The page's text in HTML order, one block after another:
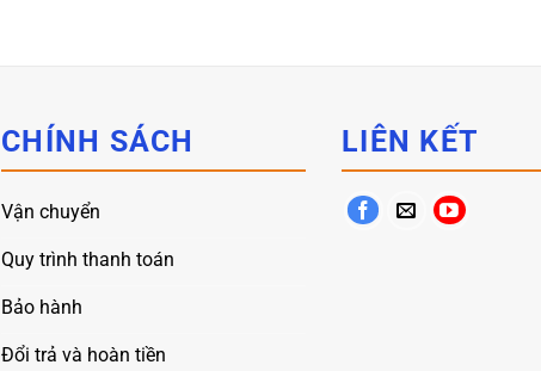
CHÍNH SÁCH
Vận chuyển
Quy trình thanh toán
Bảo hành
Đổi trả và hoàn tiền
LIÊN KẾT